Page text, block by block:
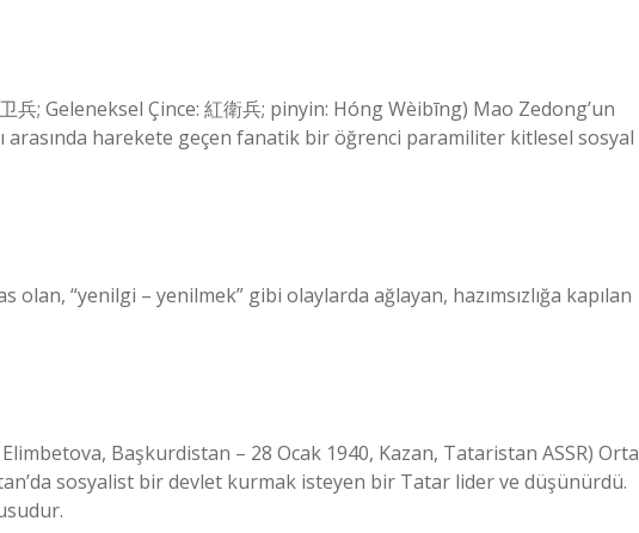
兵; Geleneksel Çince: 紅衛兵; pinyin: Hóng Wèibīng) Mao Zedong’un
arasında harekete geçen fanatik bir öğrenci paramiliter kitlesel sosyal
olan, “yenilgi – yenilmek” gibi olaylarda ağlayan, hazımsızlığa kapılan
Başkurdistan – 28 Ocak 1940, Kazan, Tataristan ASSR) Orta
sosyalist bir devlet kurmak isteyen bir Tatar lider ve düşünürdü.